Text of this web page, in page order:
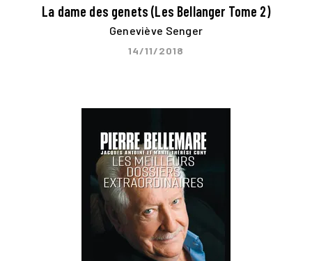
La dame des genets (Les Bellanger Tome 2)
Geneviève Senger
14/11/2018